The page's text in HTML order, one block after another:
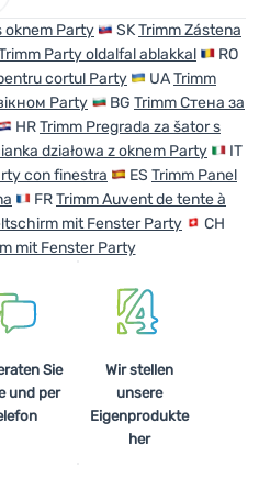
oknem Party SKTrimm Zástena
Party oldalfal ablakkal
RO
cortul Party
UATrimm
Party
BG Trimm Стена за
HRTrimm Pregrada za šator s
działowa z oknem Party
IT
con finestra
ES Trimm Panel
FRTrimm Auvent de tente à
mit Fenster Party
CH
mit Fenster Party
Sie
und per
Wir stellen
unsere
Eigenprodukte
her